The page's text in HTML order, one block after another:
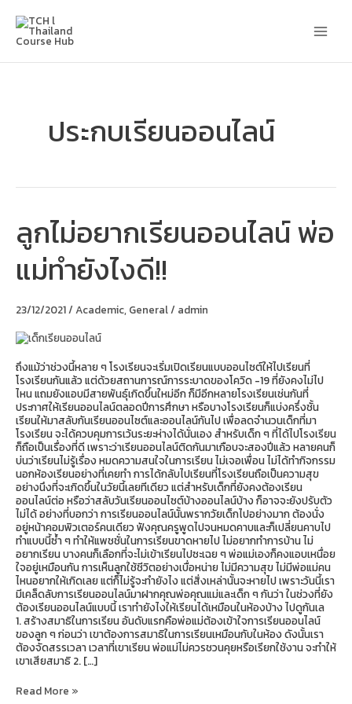
content
ประกบเรียนออนไลน์
ลูกไม่อยากเรียนออนไลน์ พ่อ
แม่ทำยังไงดี!!
23/12/2021/Academic, General/ admin
ถึงแม้ว่าช่วงนี้หลาย ๆ โรงเรียนจะเริ่มเปิดเรียนแบบออนไซต์ให้ไปเรียนที่
โรงเรียนกันแล้ว แต่ด้วยสถานการณ์การระบาดของโควิด -19 ที่ยังคงไม่ไป
ไหน แถมยังแอบมีสายพันธุ์เกิดขึ้นใหม่อีก ก็มีอีกหลายโรงเรียนเช่นกันที่
ประกาศให้เรียนออนไลน์ตลอดปีการศึกษา หรือบางโรงเรียนก็แบ่งครึ่งชั้น
เรียนให้มาสลับกันเรียนออนไซต์และออนไลน์กันไป เพื่อลดจำนวนเด็กที่มา
โรงเรียน จะได้ควบคุมการเว้นระยะห่างได้นั่นเอง สำหรับเด็ก ๆ ที่ได้ไปโรงเรียน
ก็ถือเป็นเรื่องที่ดี เพราะว่าเรียนออนไลน์ติดกันมาเกือบจะสองปีแล้ว หลายคนก็
บ่นว่าเรียนไม่รู้เรื่อง หมดความสนใจในการเรียน ไม่เจอเพื่อน ไม่ได้ทำกิจกรรม
นอกห้องเรียนอย่างที่เคยทำ การได้กลับไปเรียนที่โรงเรียนถือเป็นความสุข
อย่างนึงที่จะเกิดขึ้นในวัยนี้เลยทีเดียว แต่สำหรับเด็กที่ยังคงต้องเรียน
ออนไลน์ต่อ หรือว่าสลับวันเรียนออนไซต์บ้างออนไลน์บ้าง ก็อาจจะยังปรับตัว
ไม่ได้ อย่างที่บอกว่า การเรียนออนไลน์นั้นพรากวัยเด็กไปอย่างมาก ต้องนั่ง
อยู่หน้าคอมพิวเตอร์คนเดียว ฟังคุณครูพูดไปจนหมดคาบและก็เปลี่ยนคาบไป
ทำแบบนี้ซ้ำ ๆ ทำให้แพชชั่นในการเรียนขาดหายไป ไม่อยากทำการบ้าน ไม่
อยากเรียน บางคนก็เลือกที่จะไม่เข้าเรียนไปซะเฉย ๆ พ่อแม่เองก็คงแอบเหนื่อย
ใจอยู่เหมือนกัน การเห็นลูกใช้ชีวิตอย่างเบื่อหน่าย ไม่มีความสุข ไม่มีพ่อแม่คน
ไหนอยากให้เกิดเลย แต่ก็ไม่รู้จะทำยังไง แต่สิ่งเหล่านั้นจะหายไป เพราะวันนี้เรา
มีเคล็ดลับการเรียนออนไลน์มาฝากคุณพ่อคุณแม่และเด็ก ๆ กันว่า ในช่วงที่ยัง
ต้องเรียนออนไลน์แบบนี้ เราทำยังไงให้เรียนได้เหมือนในห้องบ้าง ไปดูกันเล
1. สร้างสมาธิในการเรียน อันดับแรกคือพ่อแม่ต้องเข้าใจการเรียนออนไลน์
ของลูก ๆ ก่อนว่า เขาต้องการสมาธิในการเรียนเหมือนกับในห้อง ดังนั้นเรา
ต้องจัดสรรเวลา เวลาที่เขาเรียน พ่อแม่ไม่ควรชวนคุยหรือเรียกใช้งาน จะทำให้
เขาเสียสมาธิ 2. […]
ไม่
อยาก
ออนไลน์
ทำ
ไงดี!!
Read More »